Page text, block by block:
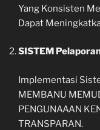
Yang Konsisten
Dapat
SISTEM
Implementasi
MEMBANU
PENGUNAAAN
TRANSPARAN.